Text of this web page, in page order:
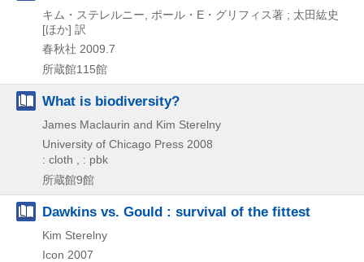
キム・ステレルニー, ポール・E・グリフィス著 ; 太田紘史
[ほか] 訳
春秋社 2009.7
所蔵館115館
What is biodiversity?
James Maclaurin and Kim Sterelny
University of Chicago Press 2008
: cloth , : pbk
所蔵館9館
Dawkins vs. Gould : survival of the fittest
Kim Sterelny
Icon 2007